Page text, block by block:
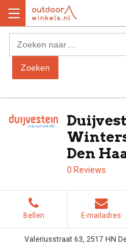
Den
0 Reviews
Bellen E-mailadres
Valeriusstraat 63, 2517 HN